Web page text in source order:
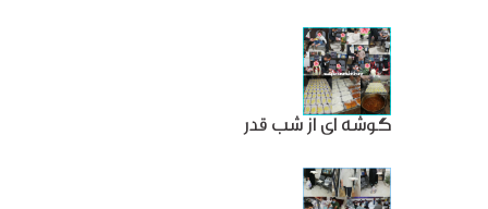
گوشه ای از شب قدر